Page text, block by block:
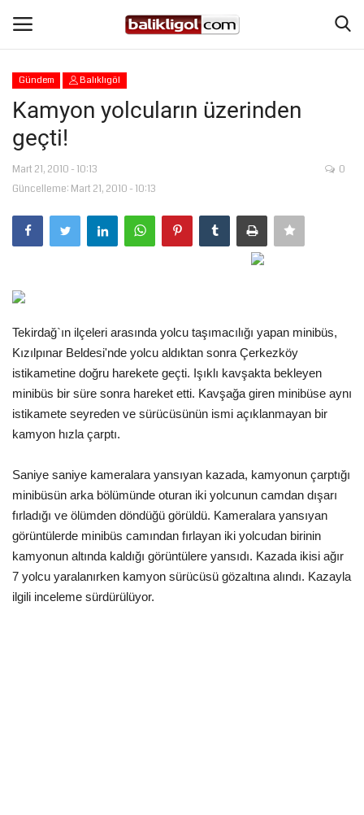
Giriş Yap
Anasayfa
Köşe Yazıları
Şanlıurfa
Spor
Gündem
Tekno Bilim
Ekonomi
Galeriler
Siyaset
Künye
Gündem Balıklıgöl
Kamyon yolcuların üzerinden
geçti!
Mart 21, 2010 - 10:13
Güncelleme: Mart 21, 2010 - 10:13
0
Tekirdağ`ın ilçeleri arasında yolcu taşımacılığı yapan minibüs,
Kızılpınar Beldesi'nde yolcu aldıktan sonra Çerkezköy
istikametine doğru harekete geçti. Işıklı kavşakta bekleyen
minibüs bir süre sonra hareket etti. Kavşağa giren minibüse aynı
istikamete seyreden ve sürücüsünün ismi açıklanmayan bir
kamyon hızla çarptı.
Saniye saniye kameralara yansıyan kazada, kamyonun çarptığı
minibüsün arka bölümünde oturan iki yolcunun camdan dışarı
fırladığı ve ölümden döndüğü görüldü. Kameralara yansıyan
görüntülerde minibüs camından fırlayan iki yolcudan birinin
kamyonun altında kaldığı görüntülere yansıdı. Kazada ikisi ağır
7 yolcu yaralanırken kamyon sürücüsü gözaltına alındı. Kazayla
ilgili inceleme sürdürülüyor.